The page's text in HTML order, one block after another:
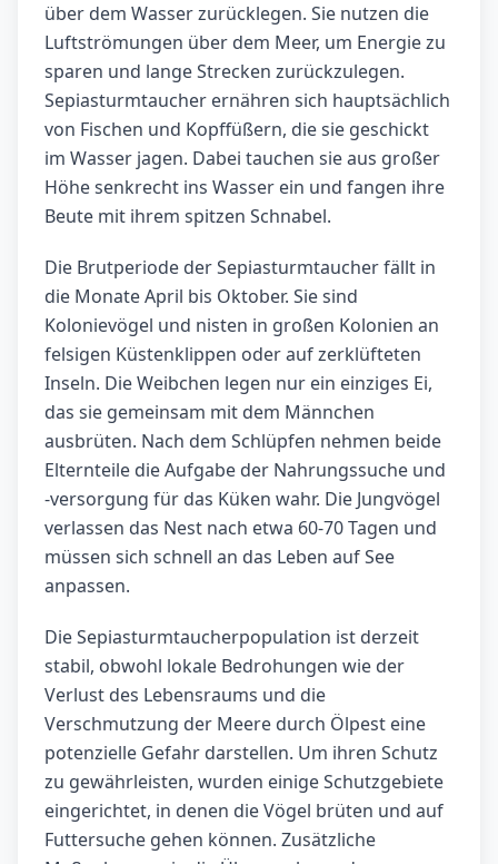
über dem Wasser zurücklegen. Sie nutzen die
Luftströmungen über dem Meer, um Energie zu
sparen und lange Strecken zurückzulegen.
Sepiasturmtaucher ernähren sich hauptsächlich
von Fischen und Kopffüßern, die sie geschickt
im Wasser jagen. Dabei tauchen sie aus großer
Höhe senkrecht ins Wasser ein und fangen ihre
Beute mit ihrem spitzen Schnabel.
Die Brutperiode der Sepiasturmtaucher fällt in
die Monate April bis Oktober. Sie sind
Kolonievögel und nisten in großen Kolonien an
felsigen Küstenklippen oder auf zerklüfteten
Inseln. Die Weibchen legen nur ein einziges Ei,
das sie gemeinsam mit dem Männchen
ausbrüten. Nach dem Schlüpfen nehmen beide
Elternteile die Aufgabe der Nahrungssuche und
-versorgung für das Küken wahr. Die Jungvögel
verlassen das Nest nach etwa 60-70 Tagen und
müssen sich schnell an das Leben auf See
anpassen.
Die Sepiasturmtaucherpopulation ist derzeit
stabil, obwohl lokale Bedrohungen wie der
Verlust des Lebensraums und die
Verschmutzung der Meere durch Ölpest eine
potenzielle Gefahr darstellen. Um ihren Schutz
zu gewährleisten, wurden einige Schutzgebiete
eingerichtet, in denen die Vögel brüten und auf
Futtersuche gehen können. Zusätzliche